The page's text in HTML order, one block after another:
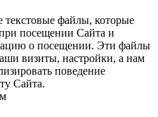
файлы, которые
посещении Сайта и
о посещении. Эти файлы
визиты, настройки, а нам
поведение
Сайта.